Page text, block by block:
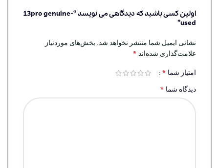
اولین کسی باشید که دیدگاهی می نویسد “13pro genuine-
used”
نشانی ایمیل شما منتشر نخواهد شد. بخش‌های موردنیاز
علامت‌گذاری شده‌اند *
امتیاز شما *
دیدگاه شما *